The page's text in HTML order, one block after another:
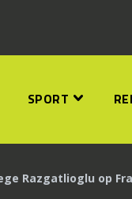
SPORT
Razgatlioglu op